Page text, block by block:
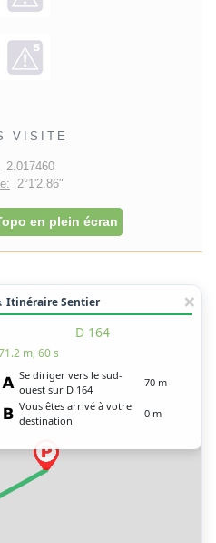
VISITE
2.017460
2°1'2.86"
en plein écran
Itinéraire Sentier
D 164
m, 60 s
Se diriger vers le sud-
ouest sur D 164
70 m
Vous êtes arrivé à votre
destination
0 m